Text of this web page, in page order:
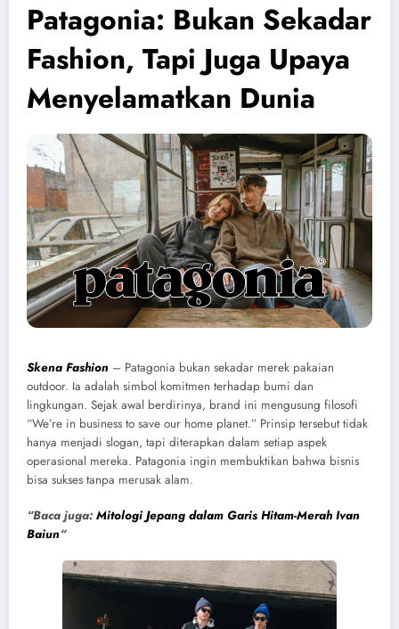
Patagonia: Bukan Sekadar
Fashion, Tapi Juga Upaya
Menyelamatkan Dunia
Skena Fashion – Patagonia bukan sekadar merek pakaian
outdoor. Ia adalah simbol komitmen terhadap bumi dan
lingkungan. Sejak awal berdirinya, brand ini mengusung filosofi
“We’re in business to save our home planet.” Prinsip tersebut tidak
hanya menjadi slogan, tapi diterapkan dalam setiap aspek
operasional mereka. Patagonia ingin membuktikan bahwa bisnis
bisa sukses tanpa merusak alam.
“Baca juga: Mitologi Jepang dalam Garis Hitam-Merah Ivan
Baiun“